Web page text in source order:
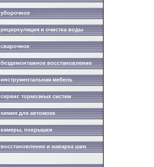
уборочное
рециркуляция и очистка воды
сварочное
бездемонтажное восстановление
инструментальная мебель
сервис тормозных систем
химия для автомоек
камеры, покрышки
восстановление и наварка шин